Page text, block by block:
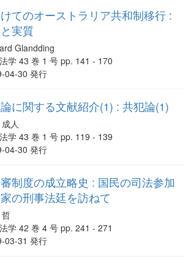
てのオーストラリア共和制移行 :
実質
Glandding
学 43 巻 1 号 pp. 141 - 170
04-30 発行
に関する文献紹介(1) : 共犯論(1)
人
学 43 巻 1 号 pp. 119 - 139
04-30 発行
制度の成立略史 : 国民の司法参加
の刑事法廷を訪ねて
学 42 巻 4 号 pp. 241 - 271
03-31 発行